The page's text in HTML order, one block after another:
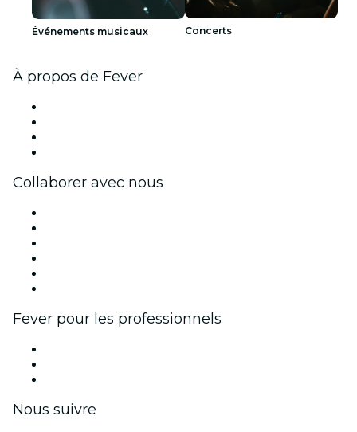
Événements musicaux Concerts
À propos de Fever
Collaborer avec nous
Fever pour les professionnels
Nous suivre